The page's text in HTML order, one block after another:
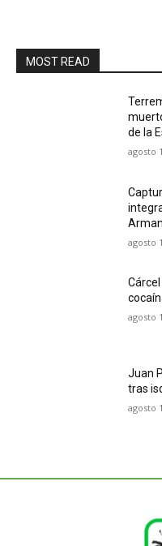
MOST READ
de la
agosto
agosto
agosto
Juan
tras
agosto